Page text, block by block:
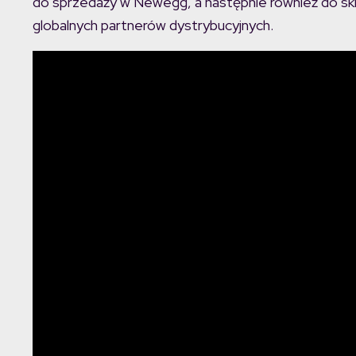
globalnych partnerów dystrybucyjnych.